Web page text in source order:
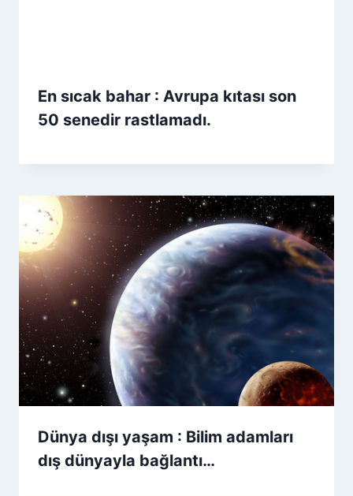
En sıcak bahar : Avrupa kıtası son
50 senedir rastlamadı.
Dünya dışı yaşam : Bilim adamları
dış dünyayla bağlantı…